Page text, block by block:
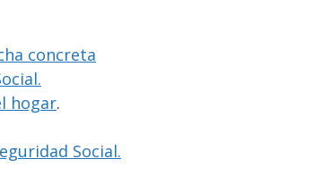
concreta
hogar.
Social.